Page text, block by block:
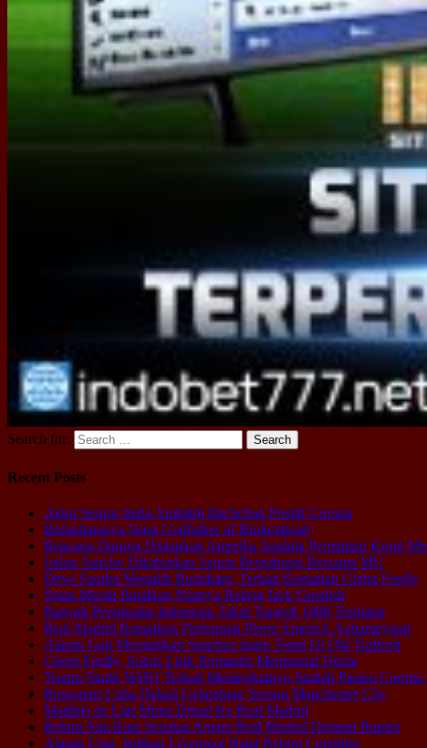
Search for:
Recent Posts
Aktor Senior India Amitabh Bachchan Positif Corona
Berpulangnya Sang Godfather of Brokenheart
Rencana Darurat Disiapkan Amerika Apabila Pemimpin Korut
Jadon Sancho Dikabarkan Setuju Bergabung Bersama MU
Dewi Sandra Memilih Bungkam, Terkait Kematian Glenn Fredly
Setan Merah Batalkan Niatnya Rekrut Jack Grealish
Banyak Pengusaha Indonesia Takut Tragedi 1998 Terulang
Real Madrid Ramaikan Perburuan Pierre Emerick Aubameyang
Alasan Gaji Menjadikan Sanchez Ingin Tetap Di Old Trafford
Glenn Fredly, Solois Lirik Romantis Meninggal Dunia
Trump Sindir WHO Terkait Meningkatnya Jumlah Pasien
Rossoneri Coba Dekati Gelandang Serang Manchester City
Matthijs de Ligt Minta Dijual Ke Real Madrid
Belum Ada Kata Sepakat Antara Real Madrid Dengan Ramos
Alasan Usia, Jadikan Liverpool Batal Rekrut Coutinho